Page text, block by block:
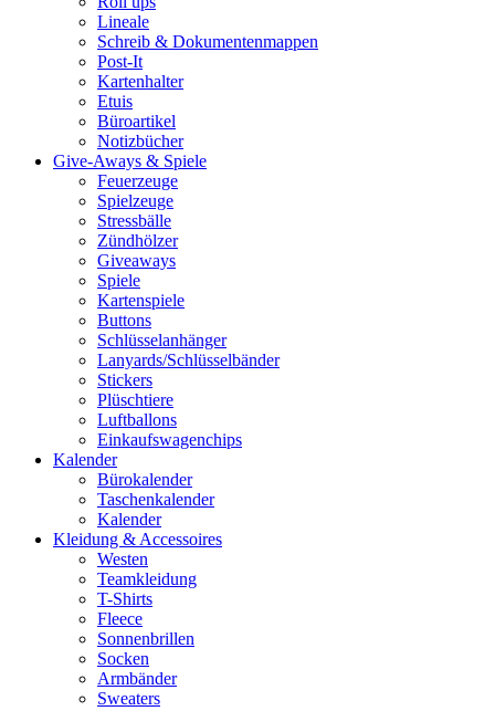
Lineale
Schreib & Dokumentenmappen
Post-It
Kartenhalter
Etuis
Büroartikel
Notizbücher
Give-Aways & Spiele
Feuerzeuge
Spielzeuge
Stressbälle
Zündhölzer
Giveaways
Spiele
Kartenspiele
Buttons
Schlüsselanhänger
Lanyards/Schlüsselbänder
Stickers
Plüschtiere
Luftballons
Einkaufswagenchips
Kalender
Bürokalender
Taschenkalender
Kalender
Kleidung & Accessoires
Westen
Teamkleidung
T-Shirts
Fleece
Sonnenbrillen
Socken
Armbänder
Sweaters